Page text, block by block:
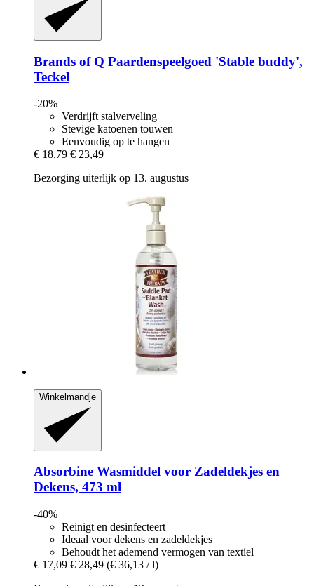
Brands of Q Paardenspeelgoed 'Stable buddy',
Teckel
-20%
Verdrijft stalverveling
Stevige katoenen touwen
Eenvoudig op te hangen
€ 18,79 € 23,49
Bezorging uiterlijk op 13. augustus
Winkelmandje
Absorbine Wasmiddel voor Zadeldekjes en
Dekens, 473 ml
-40%
Reinigt en desinfecteert
Ideaal voor dekens en zadeldekjes
Behoudt het ademend vermogen van textiel
€ 17,09 € 28,49 (€ 36,13 / l)